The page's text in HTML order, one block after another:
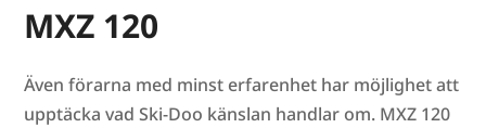
MXZ 120
Även förarna med minst erfarenhet har möjlighet att
upptäcka vad Ski-Doo känslan handlar om. MXZ 120